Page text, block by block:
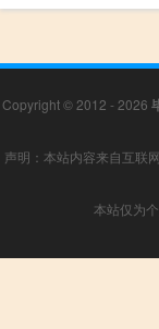
Copyright © 2012 - 2026
声明：本站内容来自互联
本站仅为